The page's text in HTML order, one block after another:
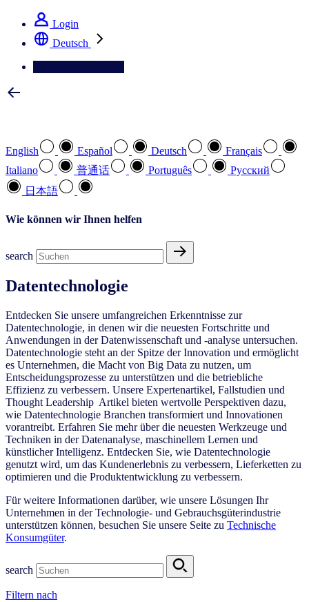
Login
Deutsch
English Español Deutsch
Français
Italiano
普通话 Português
Pусский
日本語
Wie können wir Ihnen helfen
search
Datentechnologie
Entdecken Sie unsere umfangreichen Erkenntnisse zur
Datentechnologie, in denen wir die neuesten Fortschritte und
Anwendungen in der Datenwissenschaft und -analyse untersuchen.
Datentechnologie steht an der Spitze der Innovation und ermöglicht
es Unternehmen, die Macht von Big Data zu nutzen, um
Entscheidungsprozesse zu unterstützen und die betriebliche
Effizienz zu verbessern. Unsere Expertenartikel, Fallstudien und
Thought Leadership Artikel bieten wertvolle Perspektiven dazu,
wie Datentechnologie Branchen transformiert und Innovationen
vorantreibt. Erfahren Sie mehr über die neuesten Werkzeuge und
Techniken in der Datenanalyse, maschinellem Lernen und
künstlicher Intelligenz. Entdecken Sie, wie Datentechnologie
genutzt wird, um das Kundenerlebnis zu verbessern, Lieferketten zu
optimieren und die Produktentwicklung zu verbessern.
Für weitere Informationen darüber, wie unsere Lösungen Ihr
Unternehmen in der Technologie- und Gebrauchsgüterindustrie
unterstützen können, besuchen Sie unsere Seite zu Technische
Konsumgüter.
search
Filtern nach